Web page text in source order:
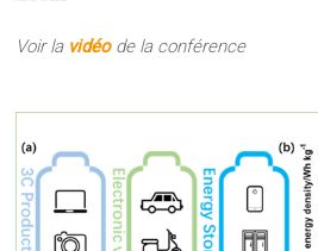
Voir la vidéode la conférence